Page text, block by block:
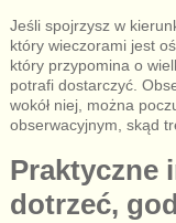
Jeśli spojrzysz w
który wieczorami jest
który przypomina o
potrafi dostarczyć.
wokół niej, można
obserwacyjnym, skąd
Praktyczne
dotrzeć,